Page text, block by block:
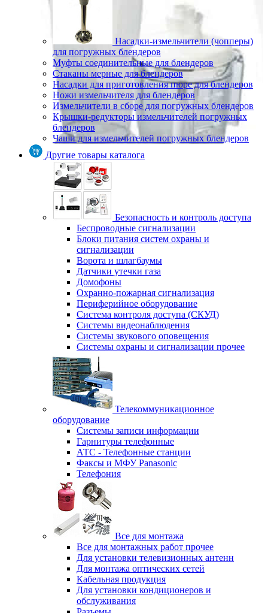
Насадки-измельчители (чопперы)
для погружных блендеров
Муфты соединительные для блендеров
Стаканы мерные для блендеров
Насадки для приготовления пюре для блендеров
Ножи измельчителя для блендеров
Измельчители в сборе для погружных блендеров
Крышки-редукторы измельчителей погружных
блендеров
Чаши для измельчителей погружных блендеров
Другие товары каталога
Безопасность и контроль доступа
Беспроводные сигнализации
Блоки питания систем охраны и
сигнализации
Ворота и шлагбаумы
Датчики утечки газа
Домофоны
Охранно-пожарная сигнализация
Периферийное оборудование
Система контроля доступа (СКУД)
Системы видеонаблюдения
Системы звукового оповещения
Системы охраны и сигнализации прочее
Телекоммуникационное
оборудование
Системы записи информации
Гарнитуры телефонные
АТС - Телефонные станции
Факсы и МФУ Panasonic
Телефония
Все для монтажа
Все для монтажных работ прочее
Для установки телевизионных антенн
Для монтажа оптических сетей
Кабельная продукция
Для установки кондиционеров и
обслуживания